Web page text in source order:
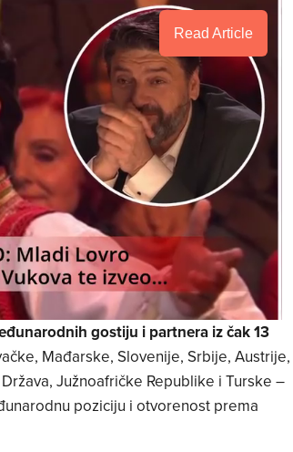
Read Article
gostiju i partnera iz čak 13
Mađarske, Slovenije, Srbije, Austrije,
Južnoafričke Republike i Turske –
poziciju i otvorenost prema